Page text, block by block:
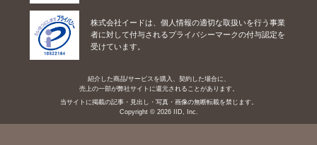
株式会社イードは、個人情報の適切な取扱いを行う事業
者に対して付与されるプライバシーマークの付与認定を
受けています。
紹介した商品/サービスを購入、契約した場合に、
売上の一部が弊社サイトに還元されることがあります。
当サイトに掲載の記事・見出し・写真・画像の無断転載を禁じます。
Copyright © 2026 IID, Inc.